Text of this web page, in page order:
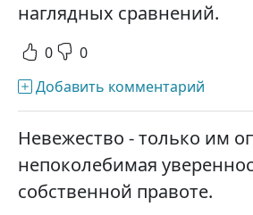
наглядных сравнений.
0 0
Добавить комментарий
Невежество - только им
непоколебимая
собственной правоте.